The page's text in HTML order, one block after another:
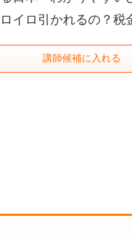
ロイロ引かれるの？税
講師候補に入れる